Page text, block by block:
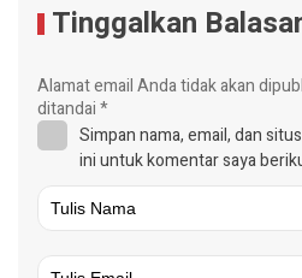
Tinggalkan
Alamat email Anda tidak akan
ditandai*
Simpan nama, email, dan
ini untuk komentar saya